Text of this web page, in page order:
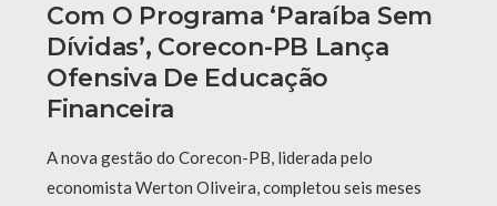
Com O Programa ‘Paraíba Sem
Dívidas’, Corecon-PB Lança
Ofensiva De Educação
Financeira
A nova gestão do Corecon-PB, liderada pelo
economista Werton Oliveira, completou seis meses